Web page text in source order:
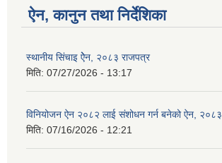
ऐन, कानुन तथा निर्देशिका
स्थानीय सिंचाइ ऐेन, २०८३ राजपत्र
मिति: 07/27/2026 - 13:17
विनियोजन ऐन २०८२ लाई संशोधन गर्न बनेको ऐन, २०८३
मिति: 07/16/2026 - 12:21